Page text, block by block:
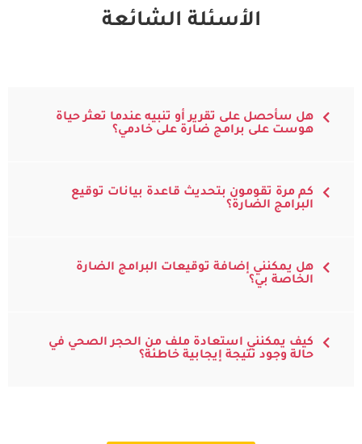
الأسئلة الشائعة
هل سأحصل على تقرير أو تنبيه عندما تعثر حياة
هوست على برامج ضارة على خادمي؟
كم مرة تقومون بتحديث قاعدة بيانات توقيع
البرامج الضارة؟
هل يمكنني إضافة توقيعات البرامج الضارة
الخاصة بي؟
كيف يمكنني استعادة ملف من الحجر الصحي في
حالة وجود نتيجة إيجابية خاطئة؟